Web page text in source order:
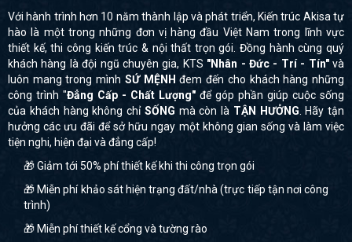
Với hành trình hơn 10 năm thành lập và phát triển, Kiến trúc Akisa tự
hào là một trong những đơn vị hàng đầu Việt Nam trong lĩnh vực
thiết kế, thi công kiến trúc & nội thất trọn gói. Đồng hành cùng quý
khách hàng là đội ngũ chuyên gia, KTS "Nhân - Đức - Trí - Tín"và
luôn mang trong mình SỨ MỆNH đem đến cho khách hàng những
công trình "Đẳng Cấp - Chất Lượng" để góp phần giúp cuộc sống
của khách hàng không chỉ SỐNG mà còn là TẬN HƯỞNG . Hãy tận
hưởng các ưu đãi để sở hữu ngay một không gian sống và làm việc
tiện nghi, hiện đại và đẳng cấp!
🎁 Giảm tới 50% phí thiết kế khi thi công trọn gói
🎁 Miễn phí khảo sát hiện trạng đất/nhà (trực tiếp tận nơi công
trình)
🎁 Miễn phí thiết kế cổng và tường rào